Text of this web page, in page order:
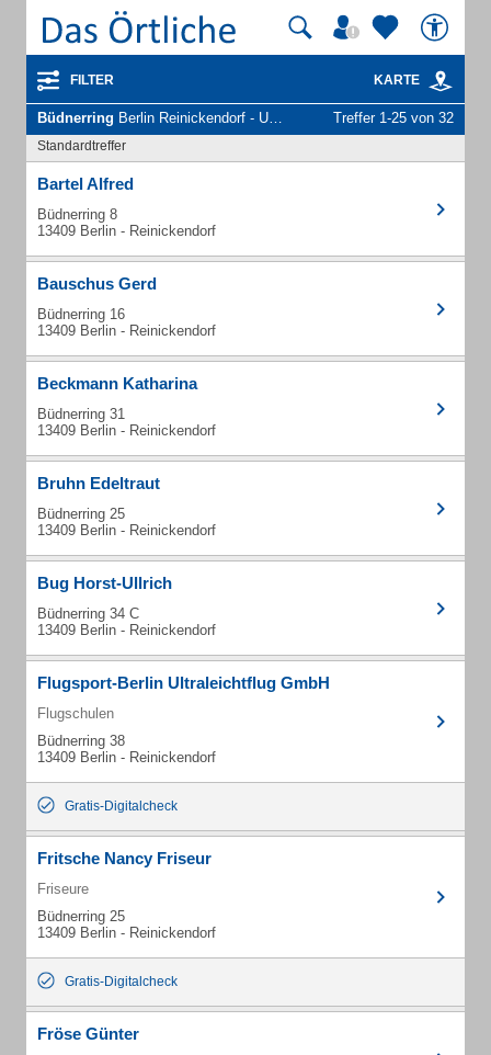
FILTER KARTE
Büdnerring Berlin Reinickendorf - Unternehmen und Personen Treffer 1-25 von 32
Standardtreffer
Bartel Alfred
Büdnerring 8
13409 Berlin - Reinickendorf
Bauschus Gerd
Büdnerring 16
13409 Berlin - Reinickendorf
Beckmann Katharina
Büdnerring 31
13409 Berlin - Reinickendorf
Bruhn Edeltraut
Büdnerring 25
13409 Berlin - Reinickendorf
Bug Horst-Ullrich
Büdnerring 34 C
13409 Berlin - Reinickendorf
Flugsport-Berlin Ultraleichtflug GmbH
Flugschulen
Büdnerring 38
13409 Berlin - Reinickendorf
Gratis-Digitalcheck
Fritsche Nancy Friseur
Friseure
Büdnerring 25
13409 Berlin - Reinickendorf
Gratis-Digitalcheck
Fröse Günter